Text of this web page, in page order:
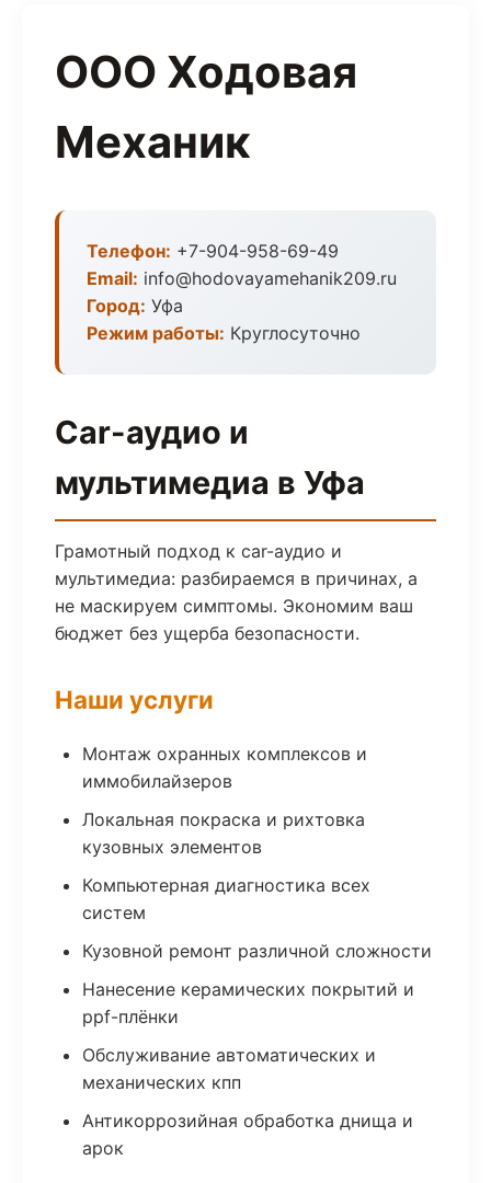
ООО Ходовая
Механик
Телефон: +7-904-958-69-49
Email: info@hodovayamehanik209.ru
Город: Уфа
Режим работы: Круглосуточно
Car-аудио и
мультимедиа в Уфа
Грамотный подход к car-аудио и
мультимедиа: разбираемся в причинах, а
не маскируем симптомы. Экономим ваш
бюджет без ущерба безопасности.
Наши услуги
Монтаж охранных комплексов и
иммобилайзеров
Локальная покраска и рихтовка
кузовных элементов
Компьютерная диагностика всех
систем
Кузовной ремонт различной сложности
Нанесение керамических покрытий и
ppf-плёнки
Обслуживание автоматических и
механических кпп
Антикоррозийная обработка днища и
арок